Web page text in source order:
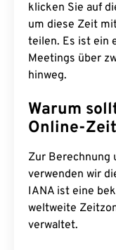
klicken Sie auf
um diese Zeit
teilen. Es ist ein
Meetings über
hinweg.
Warum
Online-
Zur Berechnung
verwenden wir
IANA ist eine
weltweite
verwaltet.